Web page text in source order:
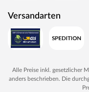
Versandarten
Alle Preise inkl. gesetzlicher
anders beschrieben. Die